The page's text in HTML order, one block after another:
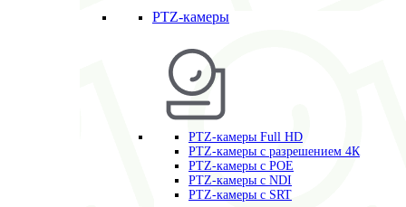
PTZ-камеры
PTZ-камеры Full HD
PTZ-камеры с разрешением 4К
PTZ-камеры с POE
PTZ-камеры c NDI
PTZ-камеры с SRT